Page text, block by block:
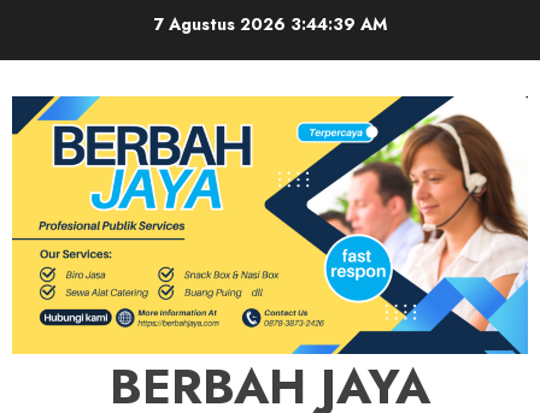
7 Agustus 2026 3:44:39 AM
BERBAH JAYA